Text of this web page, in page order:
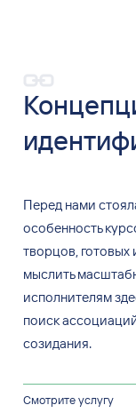
Перед нами
особенность
творцов, готовых
мыслить
исполнителям
поиск
созидания.
Смотрите услугу